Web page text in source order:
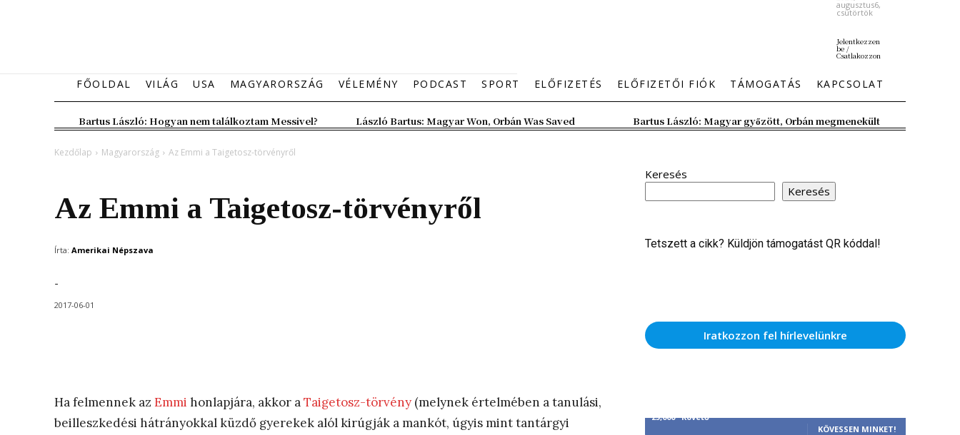
augusztus6,
csütörtök
Jelentkezzen
be /
Csatlakozzon
FŐOLDAL VILÁG USA MAGYARORSZÁG VÉLEMÉNY PODCAST SPORT ELŐFIZETÉS ELŐFIZETŐI FIÓK TÁMOGATÁS KAPCSOLAT
Bartus László: Hogyan nem találkoztam Messivel? László Bartus: Magyar Won, Orbán Was Saved Bartus László: Magyar győzött, Orbán megmenekült
Kezdőlap Magyarország Az Emmi a Taigetosz-törvényről
Az Emmi a Taigetosz-törvényről
Írta: Amerikai Népszava
-
2017-06-01
Ha felmennek az Emmi honlapjára, akkor aTaigetosz-törvény (melynek értelmében a tanulási,
beilleszkedési hátrányokkal küzdő gyerekek alól kirúgják a mankót, úgyis mint tantárgyi
Keresés
Keresés
Tetszett a cikk? Küldjön támogatást QR kóddal!
Iratkozzon fel hírlevelünkre
25,000 Követő
KÖVESSEN MINKET!